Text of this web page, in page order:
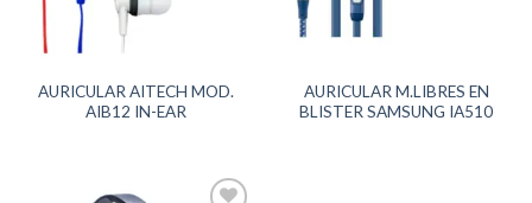
AURICULAR AITECH MOD.
AIB12 IN-EAR
AURICULAR M.LIBRES EN
BLISTER SAMSUNG IA510